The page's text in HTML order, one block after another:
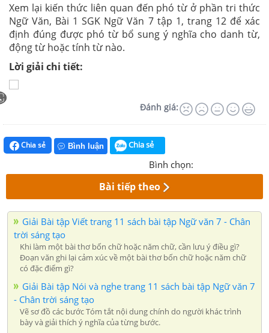
Xem lại kiến thức liên quan đến phó từ ở phần tri thức
Ngữ Văn, Bài 1 SGK Ngữ Văn 7 tập 1, trang 12 để xác
định đúng được phó từ bổ sung ý nghĩa cho danh từ,
động từ hoặc tính từ nào.
Lời giải chi tiết:
Đánh giá:
Chia sẻ Bình luận Chia sẻ
Bình chọn:
Bài tiếp theo
Giải Bài tập Viết trang 11 sách bài tập Ngữ văn 7 - Chân
trời sáng tạo
Khi làm một bài thơ bốn chữ hoặc năm chữ, cần lưu ý điều gì?
Đoạn văn ghi lại cảm xúc về một bài thơ bốn chữ hoặc năm chữ
có đặc điểm gì?
Giải Bài tập Nói và nghe trang 11 sách bài tập Ngữ văn 7
- Chân trời sáng tạo
Vẽ sơ đồ các bước Tóm tắt nội dung chính do người khác trình
bày và giải thích ý nghĩa của từng bước.